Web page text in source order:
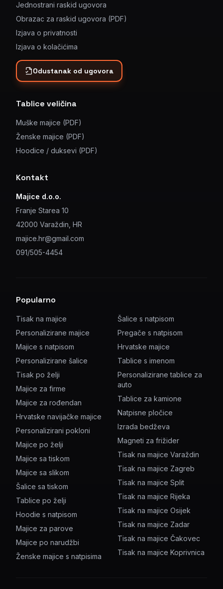
Jednostrani raskid ugovora
Obrazac za raskid ugovora (PDF)
Izjava o privatnosti
Izjava o kolačićima
Odustanak od ugovora
Tablice veličina
Muške majice (PDF)
Ženske majice (PDF)
Hoodice / duksevi (PDF)
Kontakt
Majice d.o.o.
Franje Starea 10
42000 Varaždin, HR
majice.hr@gmail.com
091/505-4454
Popularno
Tisak na majice
Personalizirane majice
Majice s natpisom
Personalizirane šalice
Tisak po želji
Majice za firme
Majice za rođendan
Hrvatske navijačke majice
Personalizirani pokloni
Majice po želji
Majice sa tiskom
Majice sa slikom
Šalice sa tiskom
Tablice po želji
Hoodie s natpisom
Majice za parove
Majice po narudžbi
Ženske majice s natpisima
Šalice s natpisom
Pregače s natpisom
Hrvatske majice
Tablice s imenom
Personalizirane tablice za
auto
Tablice za kamione
Natpisne pločice
Izrada bedževa
Magneti za frižider
Tisak na majice Varaždin
Tisak na majice Zagreb
Tisak na majice Split
Tisak na majice Rijeka
Tisak na majice Osijek
Tisak na majice Zadar
Tisak na majice Čakovec
Tisak na majice Koprivnica